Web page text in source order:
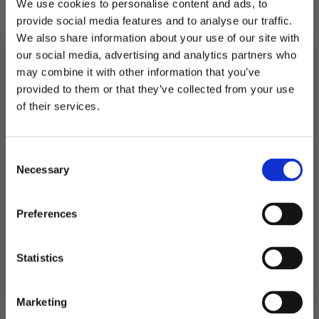
We use cookies to personalise content and ads, to
provide social media features and to analyse our traffic.
We also share information about your use of our site with
our social media, advertising and analytics partners who
may combine it with other information that you’ve
provided to them or that they’ve collected from your use
of their services.
Selection
Necessary
Preferences
Statistics
Marketing
Inneholder 30 trebrikker.
Glasset er 12 cm høyt.
Utsolgt
Relaterte produkter